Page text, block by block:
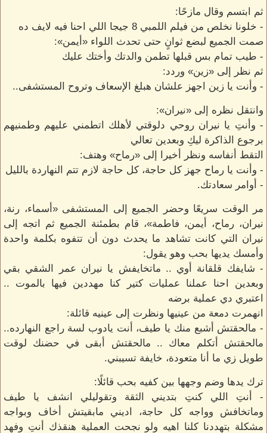
ثم ابتسم وقال مازحًا:
- خلونا نخلص من فيلم اللمبي 8 جيجا اللي احنا فيه لايف ده
صمت الجميع لبضع ثوانٍ حتى تحدث اللواء «أيمن»:
- طيب تمام بس قبلها تطمن والدتك وأختك عليك
ثم نظر إلى «زين» وردد:
- وأنت يا زين اجهز علشان هبلغ الإسعاف وتروح المستشفى..
وانتقل نظره إلى «نيران»:
- وأنتِ يا نيران روحي دلوقتي لأهلك اتطمني عليهم وطمنيهم
برجوع الذاكرة ليكِ وبعدين تعالي
التقط أنفاسه ونظر أخيرا إلى «رماح» وهتف:
- وأنت يا رماح جهز كل حاجة، كل حاجة لازم تتم النهاردة بالليل
- أوامر سعادتك.
مر الوقت سريعًا وحضر الجميع إلى المستشفى «أسماء، رنة،
نيران، رماح، أيمن، فاطمة»، قام بطمئنة الجميع ثم اتجه إلى
نيران التي كانت تشاهد ما يحدث دون أن تتفوه بكلمة واحدة
وأمسك يديها بحب وهو يقول:
- شايفك قلقانة أوي .. ماتخايفش يا نيران عمر الشقي بقي
وبعدين احنا عملنا عمليات كتير كنا مهددين فيها بالموت ..
اعتبري دي عملية برضه
انهمرت دمعة من عينيها ونظرت إلى عينيه قائلة:
- مالحقتش أشبع منك يا طيف، أنت يادوب لسة راجع النهارده..
مالحقتش أتكلم معاك .. مالحقتش أبقى في حضنك لوقت
طويل زي ما أنا متعودة، خايفة تسيبني.
ترك يدها وضم وجهها بين كفيه بحب قائلًا:
- أنتِ اللي كنتِ بتديني الثقة وتقوليلي انشف يا طيف
وماتخافش وواجه كل حاجة، اديني مابقيتش أخاف وبواجه
مشكلة بتهددنا كلنا اهيه ولو نجحت العملية هنقذك أنتِ وفهد